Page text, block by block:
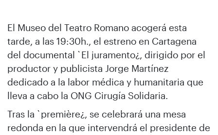
El Museo del Teatro Romano acogerá esta
tarde, a las 19:30h., el estreno en Cartagena
del documental `El juramento¿, dirigido por el
productor y publicista Jorge Martínez
dedicado a la labor médica y humanitaria que
lleva a cabo la ONG Cirugía Solidaria.
Tras la `première¿, se celebrará una mesa
redonda en la que intervendrá el presidente de